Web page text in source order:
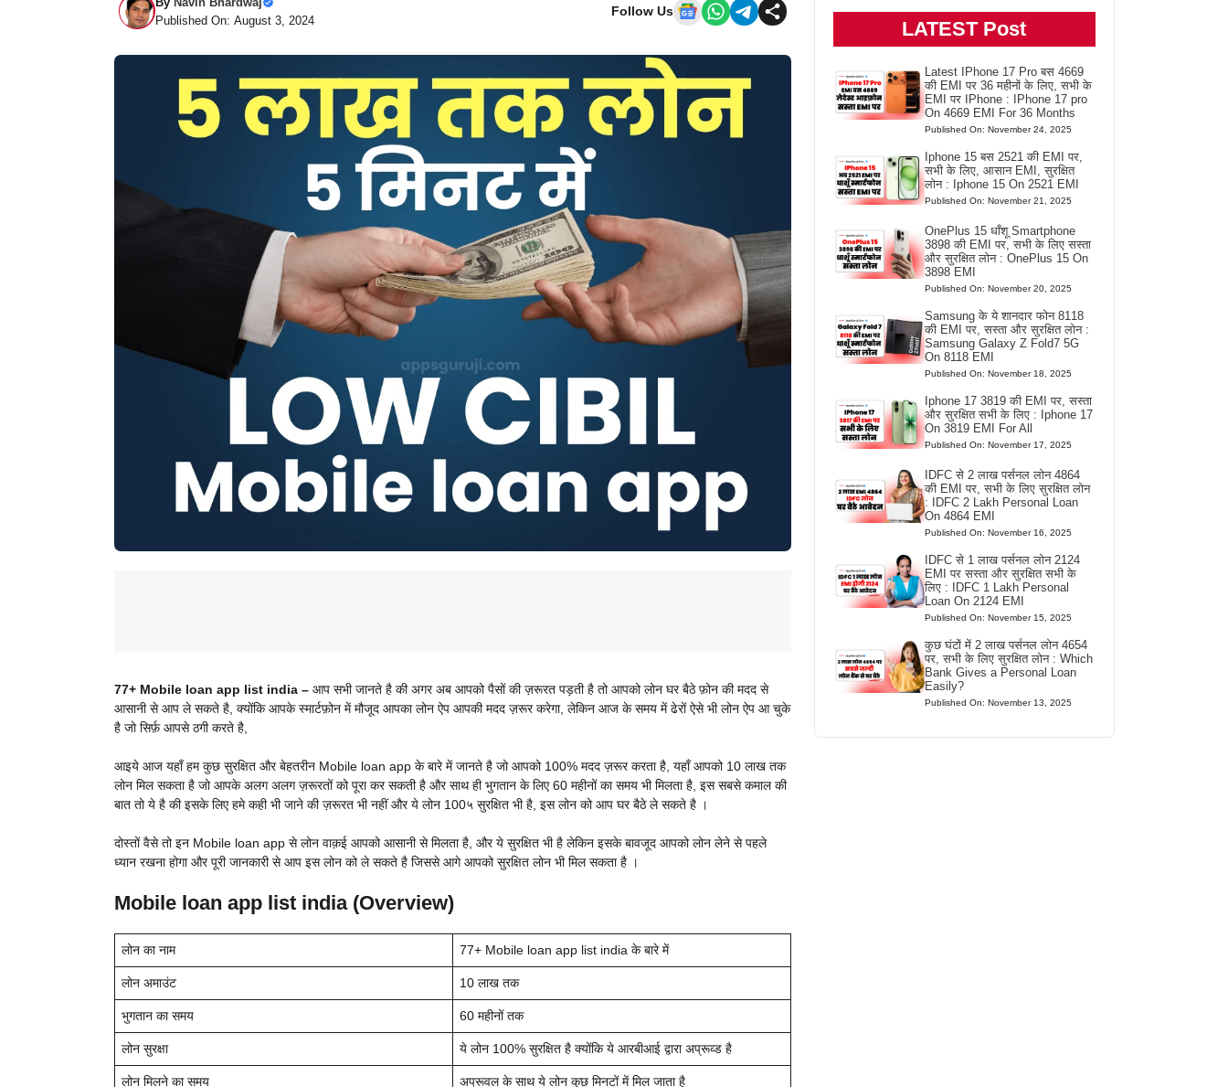
Published On: August 3, 2024
Follow Us
77+ Mobile loan app list india – आप सभी जानते है की अगर अब आपको पैसों की ज़रूरत पड़ती है तो आपको लोन घर बैठे फ़ोन की मदद से
आसानी से आप ले सकते है, क्योंकि आपके स्मार्टफ़ोन में मौजूद आपका लोन ऐप आपकी मदद ज़रूर करेगा, लेकिन आज के समय में ढेरों ऐसे भी लोन ऐप आ चुके
है जो सिर्फ़ आपसे ठगी करते है,
आइये आज यहाँ हम कुछ सुरक्षित और बेहतरीन Mobile loan app के बारे में जानते है जो आपको 100% मदद ज़रूर करता है, यहाँ आपको 10 लाख तक
लोन मिल सकता है जो आपके अलग अलग ज़रूरतों को पूरा कर सकती है और साथ ही भुगतान के लिए 60 महीनों का समय भी मिलता है, इस सबसे कमाल की
बात तो ये है की इसके लिए हमे कही भी जाने की ज़रूरत भी नहीं और ये लोन 100५ सुरक्षित भी है, इस लोन को आप घर बैठे ले सकते है ।
दोस्तों वैसे तो इन Mobile loan app से लोन वाक़ई आपको आसानी से मिलता है, और ये सुरक्षित भी है लेकिन इसके बावजूद आपको लोन लेने से पहले
ध्यान रखना होगा और पूरी जानकारी से आप इस लोन को ले सकते है जिससे आगे आपको सुरक्षित लोन भी मिल सकता है ।
Mobile loan app list india(Overview)
लोन का नाम 77+ Mobile loan app list india के बारे में
लोन अमाउंट 10 लाख तक
भुगतान का समय 60 महीनों तक
लोन सुरक्षा ये लोन 100% सुरक्षित है क्योंकि ये आरबीआई द्वारा अप्रूव्ड है
लोन मिलने का समय अप्रूवल के साथ ये लोन कुछ मिनटों में मिल जाता है
LATEST Post
Latest IPhone 17 Pro बस 4669
की EMI पर 36 महीनों के लिए, सभी के
EMI पर IPhone : IPhone 17 pro
On 4669 EMI For 36 Months
Published On: November 24, 2025
Iphone 15 बस 2521 की EMI पर,
सभी के लिए, आसान EMI, सुरक्षित
लोन : Iphone 15 On 2521 EMI
Published On: November 21, 2025
OnePlus 15 धाँशू Smartphone
3898 की EMI पर, सभी के लिए सस्ता
और सुरक्षित लोन : OnePlus 15 On
3898 EMI
Published On: November 20, 2025
Samsung के ये शानदार फोन 8118
की EMI पर, सस्ता और सुरक्षित लोन :
Samsung Galaxy Z Fold7 5G
On 8118 EMI
Published On: November 18, 2025
Iphone 17 3819 की EMI पर, सस्ता
और सुरक्षित सभी के लिए : Iphone 17
On 3819 EMI For All
Published On: November 17, 2025
IDFC से 2 लाख पर्सनल लोन 4864
की EMI पर, सभी के लिए सुरक्षित लोन
: IDFC 2 Lakh Personal Loan
On 4864 EMI
Published On: November 16, 2025
IDFC से 1 लाख पर्सनल लोन 2124
EMI पर सस्ता और सुरक्षित सभी के
लिए : IDFC 1 Lakh Personal
Loan On 2124 EMI
Published On: November 15, 2025
कुछ घंटों में 2 लाख पर्सनल लोन 4654
पर, सभी के लिए सुरक्षित लोन : Which
Bank Gives a Personal Loan
Easily?
Published On: November 13, 2025